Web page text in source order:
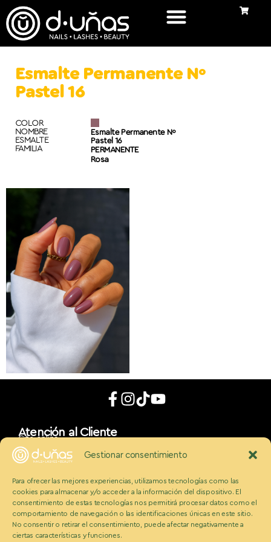
Gestionar consentimiento
Para ofrecer las mejores experiencias, utilizamos tecnologías como las
cookies para almacenar y/o acceder a la información del dispositivo. El
consentimiento de estas tecnologías nos permitirá procesar datos como el
comportamiento de navegación o las identificaciones únicas en este sitio.
No consentir o retirar el consentimiento, puede afectar negativamente a
ciertas características y funciones.
Esmalte Permanente Nº
Pastel 16
COLOR
NOMBRE
ESMALTE
FAMILIA
Esmalte Permanente Nº
Pastel 16
PERMANENTE
Rosa
Atención al Cliente
Cita online
App móvil
d_uñaslovers
Bonos d-uñas
Contacto
Conócenos
Somos Ecobeauty
Conocenos
Medios
Blog